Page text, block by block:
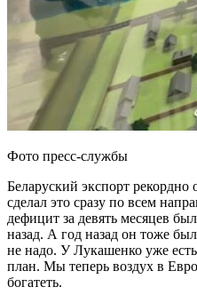
Фото пресс-службы
Беларуский экспорт
сделал это сразу по всем
дефицит за девять месяцев
назад. А год назад он тоже
не надо. У Лукашенко уже
план. Мы теперь воздух в
богатеть.